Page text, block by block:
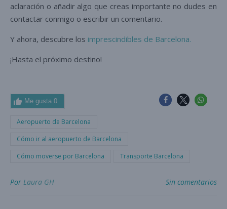
aclaración o añadir algo que creas importante no dudes en
contactar conmigo o escribir un comentario.
Y ahora, descubre los imprescindibles de Barcelona.
¡Hasta el próximo destino!
Me gusta 0
Aeropuerto de Barcelona
Cómo ir al aeropuerto de Barcelona
Cómo moverse por Barcelona
Transporte Barcelona
Por Laura GH Sin comentarios